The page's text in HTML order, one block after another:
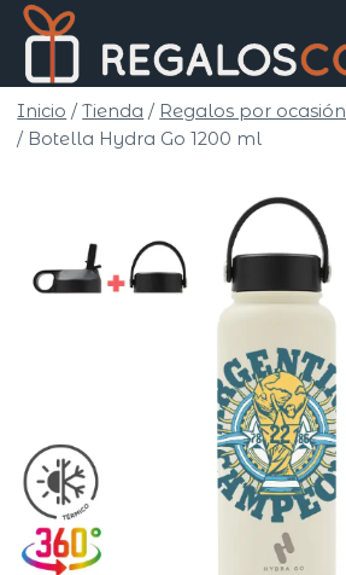
Saltar
contenido
Inicio / Tienda / Regalos por ocasión
/ Botella Hydra Go 1200 ml